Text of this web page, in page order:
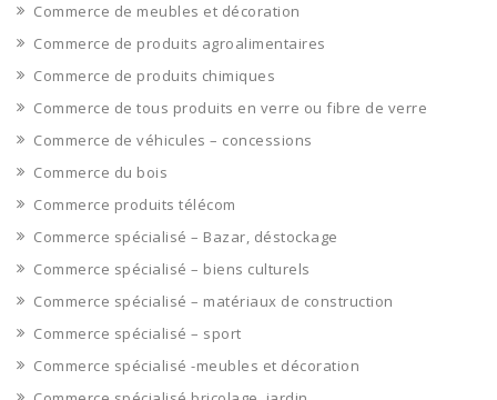
Commerce de meubles et décoration
Commerce de produits agroalimentaires
Commerce de produits chimiques
Commerce de tous produits en verre ou fibre de verre
Commerce de véhicules – concessions
Commerce du bois
Commerce produits télécom
Commerce spécialisé – Bazar, déstockage
Commerce spécialisé – biens culturels
Commerce spécialisé – matériaux de construction
Commerce spécialisé – sport
Commerce spécialisé -meubles et décoration